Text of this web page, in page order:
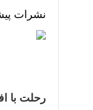
نشرات
رحلت با